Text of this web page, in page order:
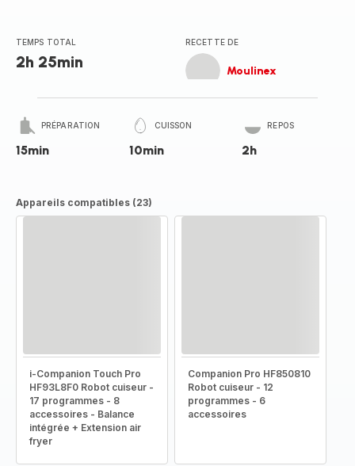
TEMPS TOTAL
2h 25min
RECETTE DE
Moulinex
PRÉPARATION
15min
CUISSON
10min
REPOS
2h
Appareils compatibles (23)
i-Companion Touch Pro
HF93L8F0 Robot cuiseur -
17 programmes - 8
accessoires - Balance
intégrée + Extension air
fryer
Companion Pro HF850810
Robot cuiseur - 12
programmes - 6
accessoires